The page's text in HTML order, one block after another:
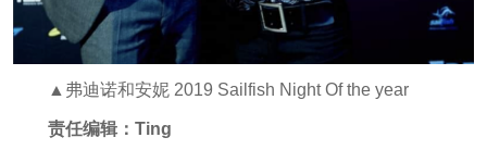
▲弗迪诺和安妮 2019 Sailfish Night Of the year
责任编辑：Ting